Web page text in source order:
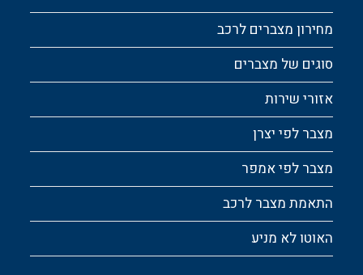
מחירון מצברים לרכב
סוגים של מצברים
אזורי שירות
מצבר לפי יצרן
מצבר לפי אמפר
התאמת מצבר לרכב
האוטו לא מניע